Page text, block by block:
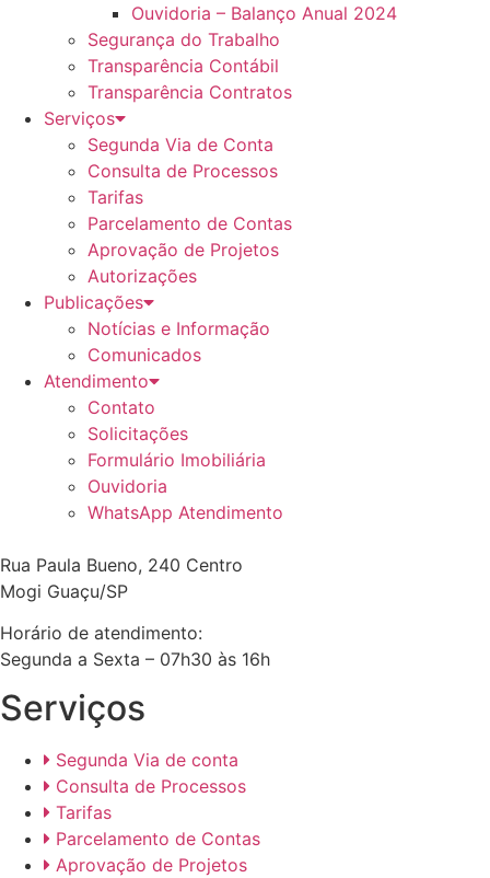
Ouvidoria – Balanço Anual 2024
Segurança do Trabalho
Transparência Contábil
Transparência Contratos
Serviços
Segunda Via de Conta
Consulta de Processos
Tarifas
Parcelamento de Contas
Aprovação de Projetos
Autorizações
Publicações
Notícias e Informação
Comunicados
Atendimento
Contato
Solicitações
Formulário Imobiliária
Ouvidoria
WhatsApp Atendimento
Rua Paula Bueno, 240 Centro
Mogi Guaçu/SP
Horário de atendimento:
Segunda a Sexta – 07h30 às 16h
Serviços
Segunda Via de conta
Consulta de Processos
Tarifas
Parcelamento de Contas
Aprovação de Projetos